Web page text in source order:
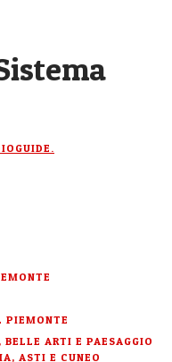
PIEMONTE
ARTI E PAESAGGIO
ASTI E CUNEO